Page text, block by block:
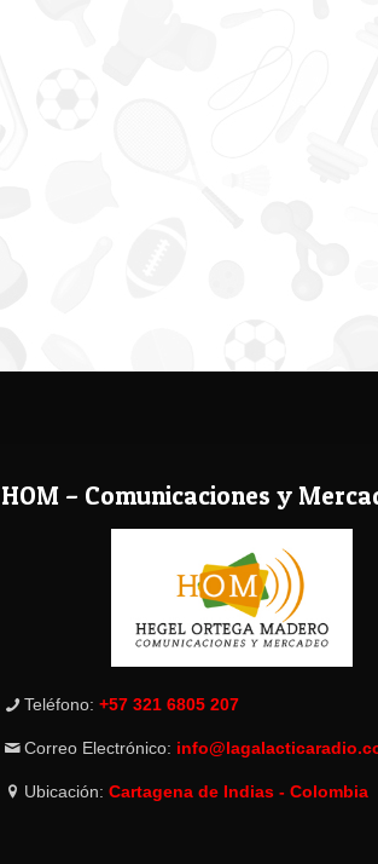
HOM – Comunicaciones y
Teléfono:+57 321 6805 207
Correo Electrónico:
Ubicación:Cartagena de Indias - Colombia